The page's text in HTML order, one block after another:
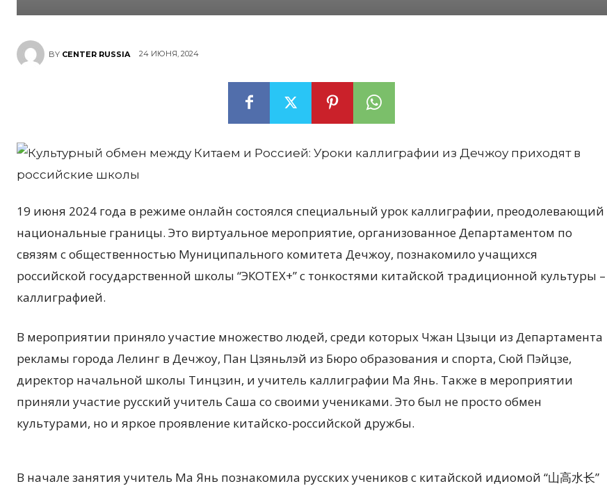
BY CENTER RUSSIA 24 ИЮНЯ, 2024
19 июня 2024 года в режиме онлайн состоялся специальный урок каллиграфии, преодолевающий
национальные границы. Это виртуальное мероприятие, организованное Департаментом по
связям с общественностью Муниципального комитета Дечжоу, познакомило учащихся
российской государственной школы “ЭКОТЕХ+” с тонкостями китайской традиционной культуры –
каллиграфией.
В мероприятии приняло участие множество людей, среди которых Чжан Цзыци из Департамента
рекламы города Лелинг в Дечжоу, Пан Цзяньлэй из Бюро образования и спорта, Сюй Пэйцзе,
директор начальной школы Тинцзин, и учитель каллиграфии Ма Янь. Также в мероприятии
приняли участие русский учитель Саша со своими учениками. Это был не просто обмен
культурами, но и яркое проявление китайско-российской дружбы.
В начале занятия учитель Ма Янь познакомила русских учеников с китайской идиомой “山高水长”